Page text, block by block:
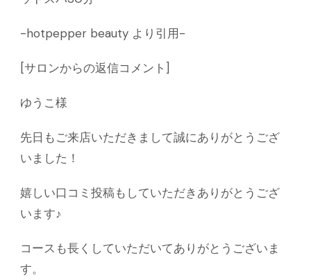
-hotpepper beauty より引用-
[サロンからの返信コメント]
ゆうこ様
先日もご来店いただきまして誠にありがとうござ
いました！
嬉しい口コミ投稿もしていただきありがとうござ
います♪
コースも長くしていただいてありがとうございま
す。